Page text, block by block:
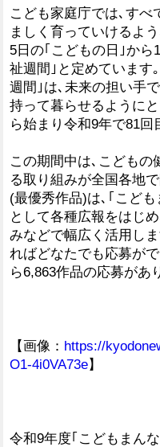
こども家庭庁では､すべ
ましく育っていけるよ
5日の｢こどもの日｣か
祉週間｣と定めています
週間｣は､未来の担い手
持って暮らせるように
ら始まり令和9年で81回
この期間中は､こどもの
る取り組みが全国各地
(最優秀作品)は､｢こど
として各種広報をはじ
みなどで幅広く活用し
ればどなたでも応募が
ら6,863作品の応募があ
【画像： https://
O1-4i0VA73e】
令和9年度｢こどもまん